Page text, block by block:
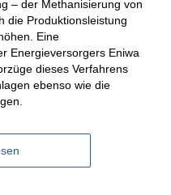
– der Methanisierung von
die Produktionsleistung
Eine
Energieversorgers Eniwa
dieses Verfahrens
ebenso wie die